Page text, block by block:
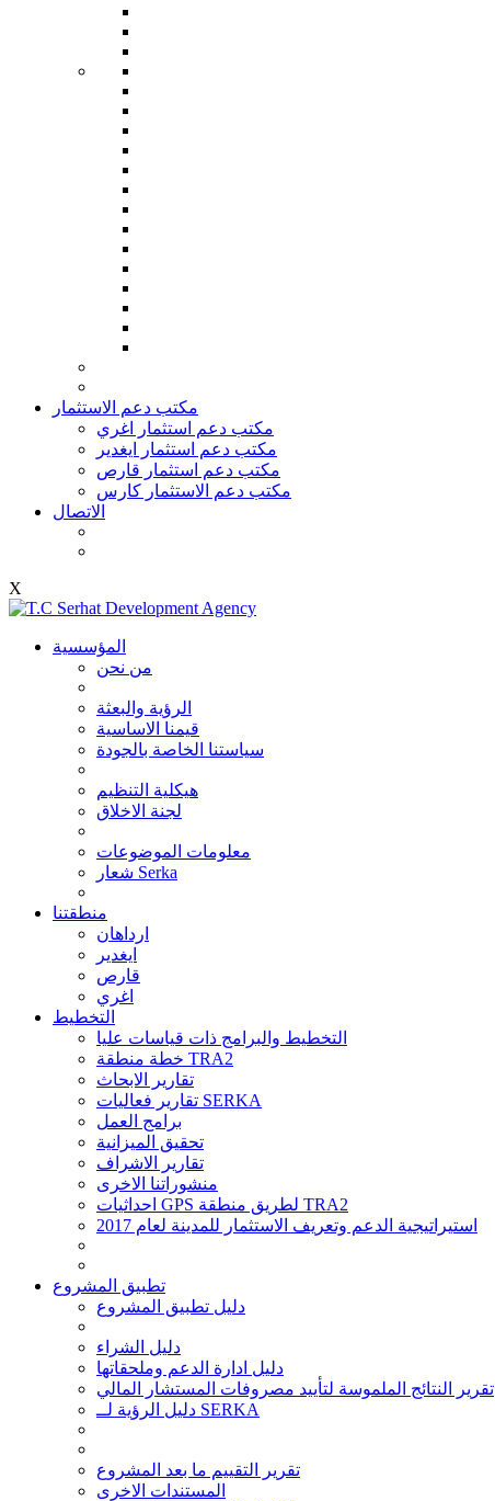
مكتب دعم الاستثمار
مكتب دعم استثمار اغري
مكتب دعم استثمار ايغدير
مكتب دعم استثمار قارص
مكتب دعم الاستثمار كارس
الاتصال
X
المؤسسية
من نحن
الرؤية والبعثة
قيمنا الاساسية
سياستنا الخاصة بالجودة
هيكلية التنظيم
لجنة الاخلاق
معلومات الموضوعات
شعار Serka
منطقتنا
ارداهان
ايغدير
قارص
اغري
التخطيط
التخطيط والبرامج ذات قياسات عليا
خطة منطقة TRA2
تقارير الابحاث
تقارير فعاليات SERKA
برامج العمل
تحقيق الميزانية
تقارير الاشراف
منشوراتنا الاخرى
احداثيات GPS لطريق منطقة TRA2
استيراتيجية الدعم وتعريف الاستثمار للمدينة لعام 2017
تطبيق المشروع
دليل تطبيق المشروع
دليل الشراء
دليل ادارة الدعم وملحقاتها
تقرير النتائج الملموسة لتأييد مصروفات المستشار المالي
دليل الرؤية لــ SERKA
تقرير التقييم ما بعد المشروع
المستندات الاخرى